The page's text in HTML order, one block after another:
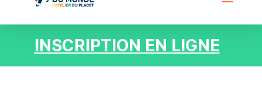
INSCRIPTION EN LIGNE